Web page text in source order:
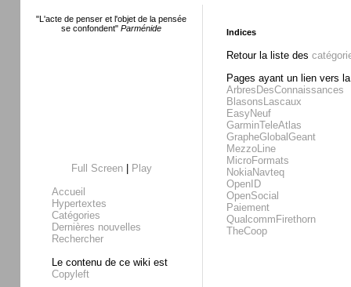
"L'acte de penser et l'objet de la pensée
se confondent" Parménide
Full Screen|
Play
Accueil
Hypertextes
Catégories
Dernières nouvelles
Rechercher
Le contenu de ce wiki est
Copyleft
Indices
Retour la liste des
Pages ayant un lien vers
ArbresDesConnaissances
BlasonsLascaux
EasyNeuf
GarminTeleAtlas
GrapheGlobalGeant
MezzoLine
MicroFormats
NokiaNavteq
OpenID
OpenSocial
Paiement
QualcommFirethorn
TheCoop